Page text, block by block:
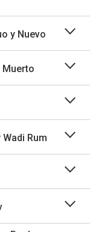
y Nuevo
Muerto
Rum